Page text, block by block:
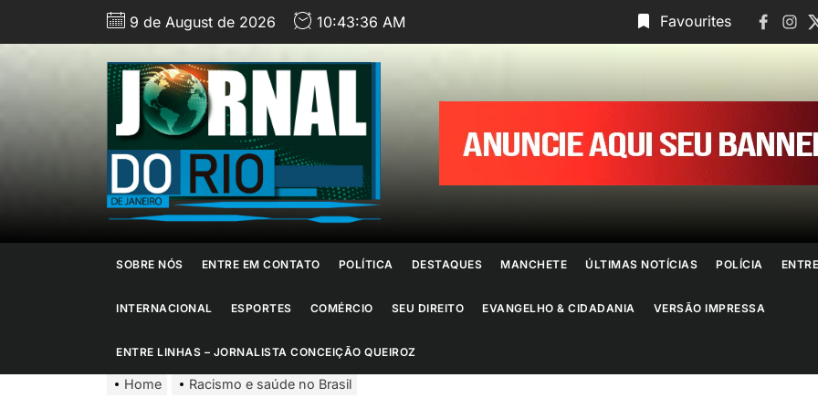
9 de August de 2026 10:43:37 AM Favourites
Jornal
do
Rio
de
Janeiro
SOBRE NÓS ENTRE EM CONTATO POLÍTICA DESTAQUES MANCHETE ÚLTIMAS NOTÍCIAS POLÍCIA
INTERNACIONAL ESPORTES COMÉRCIO SEU DIREITO EVANGELHO & CIDADANIA VERSÃO IMPRESSA
ENTRE LINHAS – JORNALISTA CONCEIÇÃO QUEIROZ
Home Racismo e saúde no Brasil